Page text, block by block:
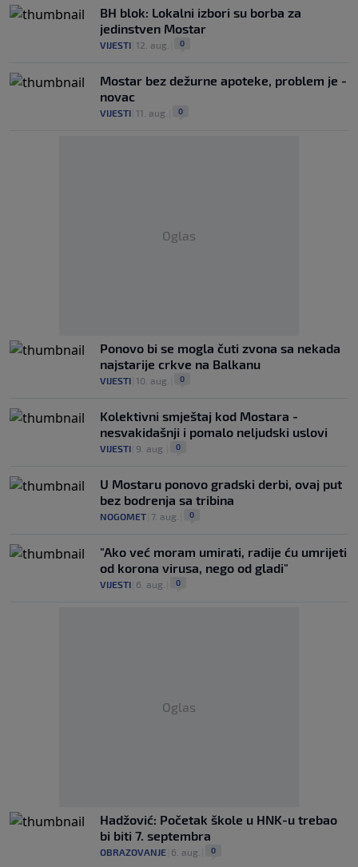
BH blok: Lokalni izbori su borba za
jedinstven Mostar
VIJESTI 12. aug. 0
Mostar bez dežurne apoteke, problem je -
novac
VIJESTI 11. aug. 0
Oglas
Ponovo bi se mogla čuti zvona sa nekada
najstarije crkve na Balkanu
VIJESTI 10. aug. 0
Kolektivni smještaj kod Mostara -
nesvakidašnji i pomalo neljudski uslovi
VIJESTI 9. aug. 0
U Mostaru ponovo gradski derbi, ovaj put
bez bodrenja sa tribina
NOGOMET 7. aug. 0
"Ako već moram umirati, radije ću umrijeti
od korona virusa, nego od gladi"
VIJESTI 6. aug. 0
Oglas
Hadžović: Početak škole u HNK-u trebao
bi biti 7. septembra
OBRAZOVANJE 6. aug. 0